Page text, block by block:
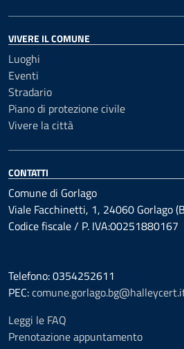
VIVERE IL COMUNE
Luoghi
Eventi
Stradario
Piano di protezione civile
Vivere la città
CONTATTI
Comune di Gorlago
Viale Facchinetti, 1, 24060 Gorlago
Codice fiscale / P. IVA:00251880167
Telefono: 0354252611
PEC:
Leggi le FAQ
Prenotazione appuntamento